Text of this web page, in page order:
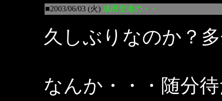
■2003/06/03 (火) 成田空港の・・
久しぶりなのか？
なんか・・・随分